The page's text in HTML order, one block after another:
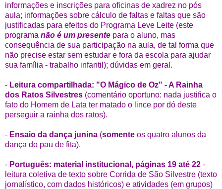
informações e inscrições para oficinas de xadrez no pós
aula; informações sobre cálculo de faltas e faltas que são
justificadas para efeitos do Programa Leve Leite (este
programa não é um presente para o aluno, mas
consequência de sua participação na aula, de tal forma que
não precise estar sem estudar e fora da escola para ajudar
sua família - trabalho infantil); dúvidas em geral.
- Leitura compartilhada: "O Mágico de Oz" - A Rainha
dos Ratos Silvestres (comentário oportuno: nada justifica o
fato do Homem de Lata ter matado o lince por dó deste
perseguir a rainha dos ratos).
- Ensaio da dança junina (somente os quatro alunos da
dança do pau de fita).
- Português: material institucional, páginas 19 até 22 -
leitura coletiva de texto sobre Corrida de São Silvestre (texto
jornalístico, com dados históricos) e atividades (em grupos)